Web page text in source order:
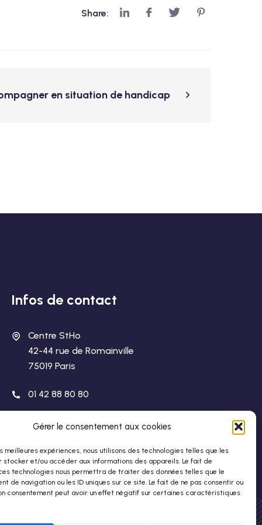
Gérer le consentement aux cookies
meilleures expériences, nous utilisons des technologies telles que les
stocker et/ou accéder aux informations des appareils. Le fait de
technologies nous permettra de traiter des données telles que le
de navigation ou les ID uniques sur ce site. Le fait de ne pas consentir ou
consentement peut avoir un effet négatif sur certaines caractéristiques
Share:
en situation de handicap
Infos de contact
Centre StHo
42-44 rue de Romainville
75019 Paris
01 42 88 80 80
stho@stho.org